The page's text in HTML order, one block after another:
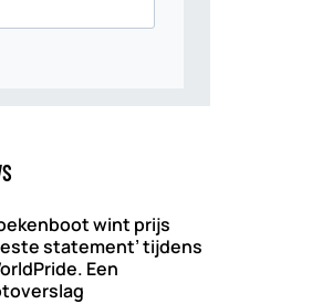
wint prijs
statement’ tijdens
Een